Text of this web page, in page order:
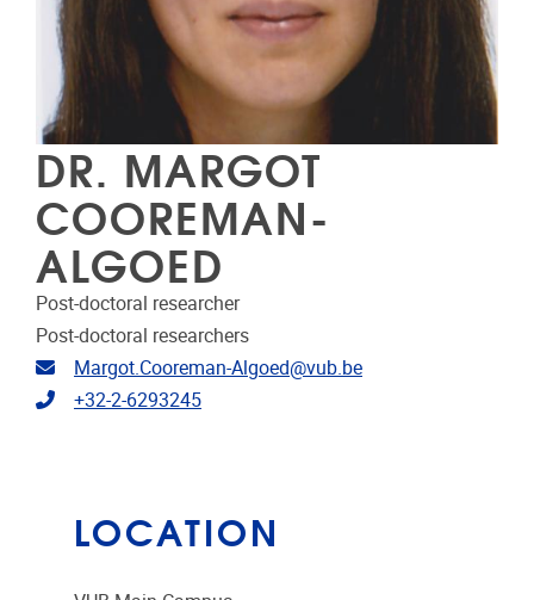
DR. MARGOT
COOREMAN-
ALGOED
Post-doctoral researcher
Post-doctoral researchers
Email address
Margot.Cooreman-Algoed@vub.be
Telephone
+32-2-6293245
LOCATION